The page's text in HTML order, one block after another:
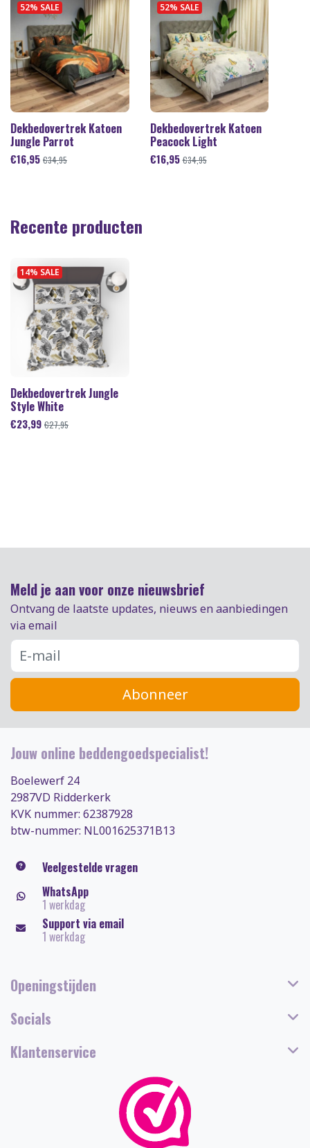
52% SALE
Dekbedovertrek Katoen
Jungle Parrot
€16,95 €34,95
52% SALE
Dekbedovertrek Katoen
Peacock Light
€16,95€34,95
Recente producten
14% SALE
Dekbedovertrek Jungle
Style White
€23,99 €27,95
Meld je aan voor onze nieuwsbrief
Ontvang de laatste updates, nieuws en aanbiedingen
via email
Abonneer
Jouw online beddengoedspecialist!
Boelewerf 24
2987VD Ridderkerk
KVK nummer: 62387928
btw-nummer: NL001625371B13
Veelgestelde vragen
WhatsApp
1 werkdag
Support via email
1 werkdag
Openingstijden
Socials
Klantenservice